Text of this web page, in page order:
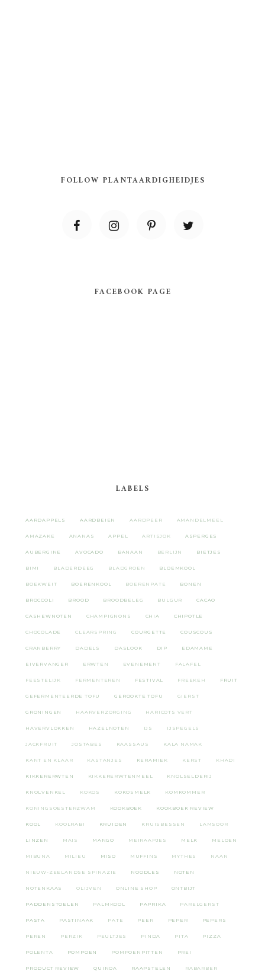
FOLLOW PLANTAARDIGHEIDJES
FACEBOOK PAGE
LABELS
AARDAPPELS AARDBEIEN AARDPEER AMANDELMEEL
AMAZAKE ANANAS APPEL ARTISJOK ASPERGES
AUBERGINE AVOCADO BANAAN BERLIJN BIETJES
BIMI BLADERDEEG BLADGROEN BLOEMKOOL
BOEKWEIT BOERENKOOL BOERENPATE BONEN
BROCCOLI BROOD BROODBELEG BULGUR CACAO
CASHEWNOTEN CHAMPIGNONS CHIA CHIPOTLE
CHOCOLADE CLEARSPRING COURGETTE COUSCOUS
CRANBERRY DADELS DASLOOK DIP EDAMAME
EIVERVANGER ERWTEN EVENEMENT FALAFEL
FEESTELIJK FERMENTEREN FESTIVAL FREEKEH FRUIT
GEFERMENTEERDE TOFU GEROOKTE TOFU GIERST
GRONINGEN HAARVERZORGING HARICOTS VERT
HAVERVLOKKEN HAZELNOTEN IJS IJSPEGELS
JACKFRUIT JOSTABES KAASSAUS KALA NAMAK
KANT EN KLAAR KASTANJES KERAMIEK KERST KHADI
KIKKERERWTEN KIKKERERWTENMEEL KNOLSELDERIJ
KNOLVENKEL KOKOS KOKOSMELK KOMKOMMER
KONINGSOESTERZWAM KOOKBOEK KOOKBOEK REVIEW
KOOL KOOLRABI KRUIDEN KRUISBESSEN LAMSOOR
LINZEN MAIS MANGO MEIRAAPJES MELK MELOEN
MIBUNA MILIEU MISO MUFFINS MYTHES NAAN
NIEUW-ZEELANDSE SPINAZIE NOODLES NOTEN
NOTENKAAS OLIJVEN ONLINE SHOP ONTBIJT
PADDENSTOELEN PALMKOOL PAPRIKA PARELGERST
PASTA PASTINAAK PATE PEER PEPER PEPERS
PEREN PERZIK PEULTJES PINDA PITA PIZZA
POLENTA POMPOEN POMPOENPITTEN PREI
PRODUCT REVIEW QUINOA RAAPSTELEN RABARBER